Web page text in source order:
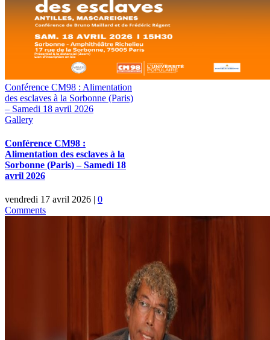
Conférence CM98 : Alimentation
des esclaves à la Sorbonne (Paris)
– Samedi 18 avril 2026
Gallery
Conférence CM98 :
Alimentation des esclaves à la
Sorbonne (Paris) – Samedi 18
avril 2026
vendredi 17 avril 2026 | 0
Comments